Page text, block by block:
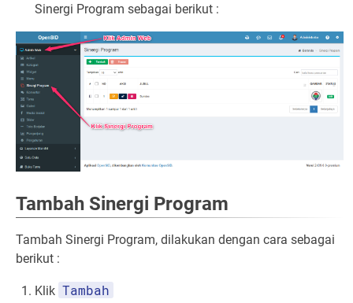
Sinergi Program sebagai berikut :
Tambah Sinergi Program
Tambah Sinergi Program, dilakukan dengan cara sebagai
berikut :
Klik Tambah